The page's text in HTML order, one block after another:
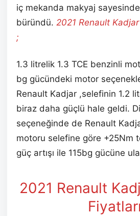
iç mekanda makyaj
büründü. 2021 Renault
;
1.3 litrelik 1.3 TCE benzinli
bg gücündeki motor
Renault Kadjar ,selefinin 1.2
biraz daha güçlü hale geldi.
seçeneğinde de Renault
motoru selefine göre +25Nm
güç artışı ile 115bg gücüne
2021 Renault
Fiyatları